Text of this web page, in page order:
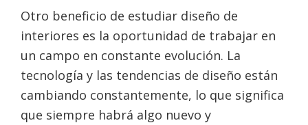
Otro beneficio de estudiar diseño de
interiores es la oportunidad de trabajar en
un campo en constante evolución. La
tecnología y las tendencias de diseño están
cambiando constantemente, lo que significa
que siempre habrá algo nuevo y